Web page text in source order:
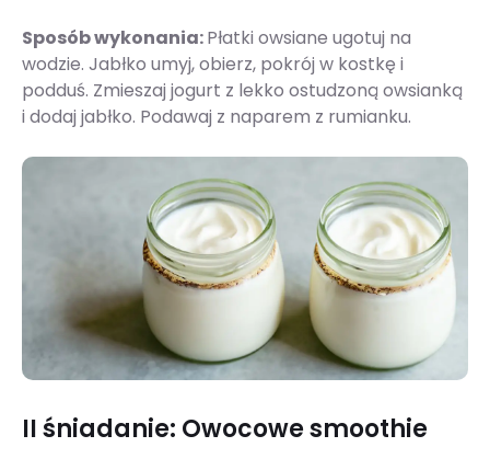
Sposób wykonania:Płatki owsiane ugotuj na
wodzie. Jabłko umyj, obierz, pokrój w kostkę i
podduś. Zmieszaj jogurt z lekko ostudzoną owsianką
i dodaj jabłko. Podawaj z naparem z rumianku.
II śniadanie: Owocowe smoothie